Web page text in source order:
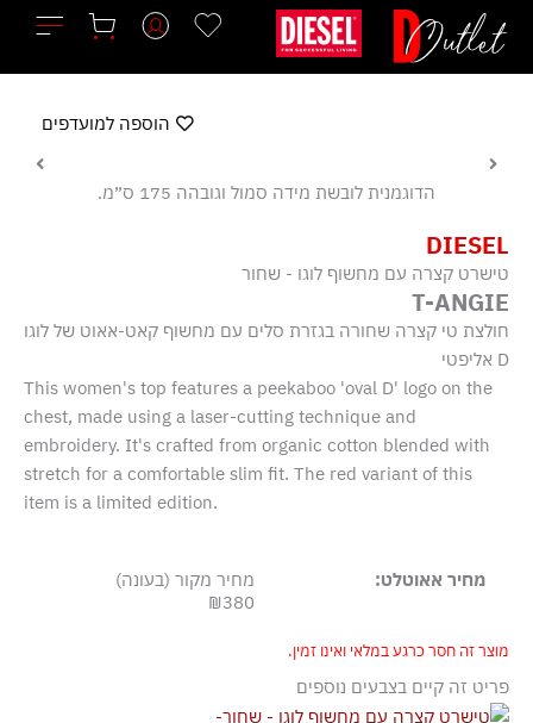
לתוכן
DIESEL
טישרט קצרה עם מחשוף לוגו - שחור
T-ANGIE
חולצת טי קצרה שחורה בגזרת סלים עם מחשוף קאט-אאוט של לוגו
D אליפטי
This women's top features a peekaboo 'oval D' logo on the
chest, made using a laser-cutting technique and
embroidery. It's crafted from organic cotton blended with
stretch for a comfortable slim fit. The red variant of this
item is a limited edition.
מחיר אאוטלט:
מחיר מקור (בעונה)
₪380
מוצר זה חסר כרגע במלאי ואינו זמין.
פריט זה קיים בצבעים נוספים
הוספה למועדפים
הדוגמנית לובשת מידה סמול וגובהה 175 ס״מ.